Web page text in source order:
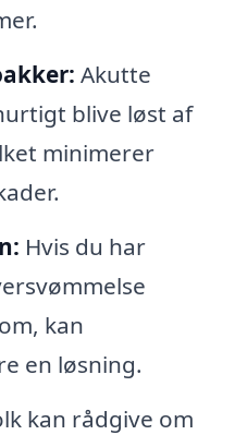
Akutte
blive løst af
minimerer
Hvis du har
kan
en løsning.
kan rådgive om